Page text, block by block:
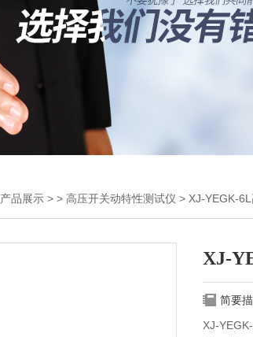
产品展示 > > 高压开关动特性测试仪 > XJ-YEGK-
XJ-
简要
XJ-